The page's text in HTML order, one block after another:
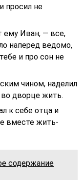
просил не
ему Иван, — все,
наперед ведомо,
и про сон не
чином, наделил
дворце жить.
к себе отца и
вместе жить-
содержание